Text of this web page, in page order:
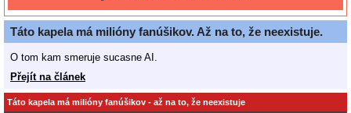
Táto kapela má milióny fanúšikov. Až na to, že neexistuje.
O tom kam smeruje sucasne AI.
Přejít na článek
Táto kapela má milióny fanúšikov - až na to, že neexistuje